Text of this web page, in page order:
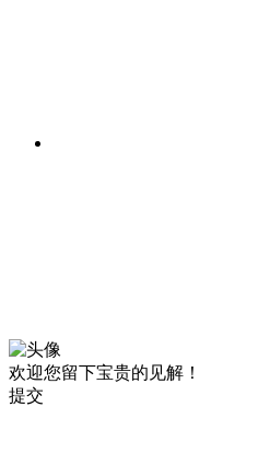
欢迎您留下宝贵的见解！
提交